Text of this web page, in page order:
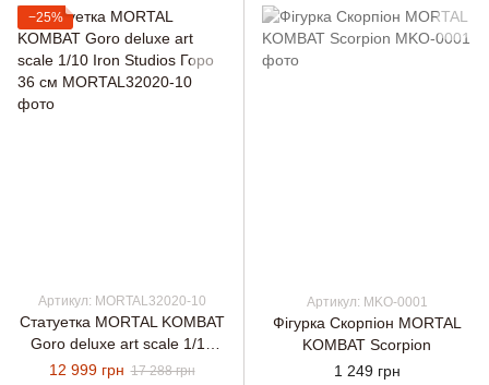
−25%
Артикул: MORTAL32020-10
Статуетка MORTAL KOMBAT
Goro deluxe art scale 1/10
Iron Studios Горо 36 см
12 999 грн 17 288 грн
Артикул: MKO-0001
Фігурка Скорпіон MORTAL
KOMBAT Scorpion
1 249 грн